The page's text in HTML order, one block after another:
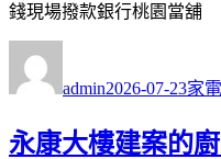
錢現場撥款銀行桃園當舖
者
admin佈
期:
2026-07-23類
家
永康大樓建案的